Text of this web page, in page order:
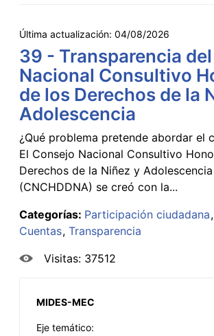
Última actualización: 04/08/2026
39 - Transparencia
Nacional Consultivo
de los Derechos de la
Adolescencia
¿Qué problema pretende abordar el
El Consejo Nacional Consultivo
Derechos de la Niñez y Adolescencia
(CNCHDDNA) se creó con la...
Categorías: Participación ciudadana
Cuentas Transparencia
Visitas: 37512
MIDES-MEC
Eje temático: